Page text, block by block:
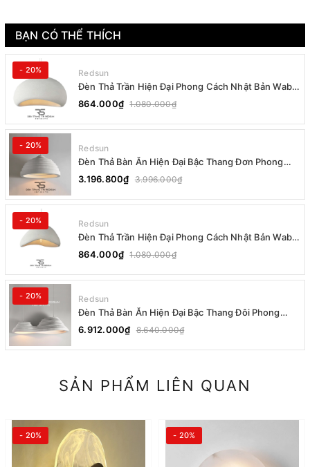
BẠN CÓ THỂ THÍCH
- 20% Redsun
Đèn Thả Trần Hiện Đại Phong Cách Nhật Bản Wabi-
sabi CDT-T036 Dáng B
864.000₫ 1.080.000₫
- 20% Redsun
Đèn Thả Bàn Ăn Hiện Đại Bậc Thang Đơn Phong
Cách Nhật Bản Wabi-sabi DC-T078B
3.196.800₫ 3.996.000₫
- 20% Redsun
Đèn Thả Trần Hiện Đại Phong Cách Nhật Bản Wabi-
sabi CDT-T036 Dáng A
864.000₫ 1.080.000₫
- 20% Redsun
Đèn Thả Bàn Ăn Hiện Đại Bậc Thang Đôi Phong
Cách Nhật Bản Wabi-sabi DC-T078A
6.912.000₫ 8.640.000₫
SẢN PHẨM LIÊN QUAN
- 20% - 20%